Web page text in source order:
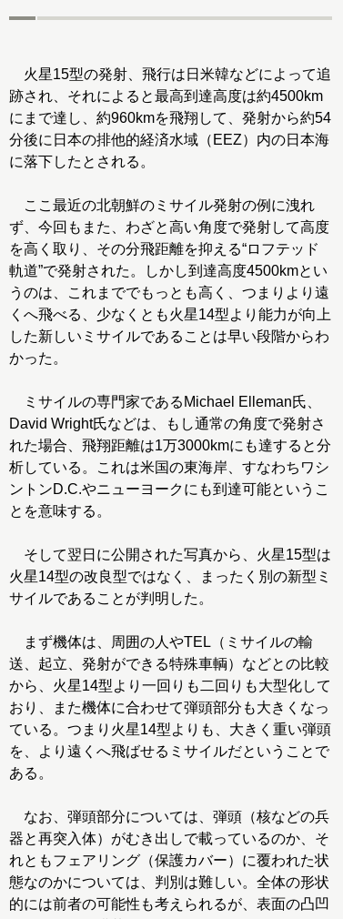
火星15型の発射、飛行は日米韓などによって追
跡され、それによると最高到達高度は約4500km
にまで達し、約960kmを飛翔して、発射から約54
分後に日本の排他的経済水域（EEZ）内の日本海
に落下したとされる。
ここ最近の北朝鮮のミサイル発射の例に洩れ
ず、今回もまた、わざと高い角度で発射して高度
を高く取り、その分飛距離を抑える“ロフテッド
軌道”で発射された。しかし到達高度4500kmとい
うのは、これまででもっとも高く、つまりより遠
くへ飛べる、少なくとも火星14型より能力が向上
した新しいミサイルであることは早い段階からわ
かった。
ミサイルの専門家であるMichael Elleman氏、
David Wright氏などは、もし通常の角度で発射さ
れた場合、飛翔距離は1万3000kmにも達すると分
析している。これは米国の東海岸、すなわちワシ
ントンD.C.やニューヨークにも到達可能というこ
とを意味する。
そして翌日に公開された写真から、火星15型は
火星14型の改良型ではなく、まったく別の新型ミ
サイルであることが判明した。
まず機体は、周囲の人やTEL（ミサイルの輸
送、起立、発射ができる特殊車輌）などとの比較
から、火星14型より一回りも二回りも大型化して
おり、また機体に合わせて弾頭部分も大きくなっ
ている。つまり火星14型よりも、大きく重い弾頭
を、より遠くへ飛ばせるミサイルだということで
ある。
なお、弾頭部分については、弾頭（核などの兵
器と再突入体）がむき出しで載っているのか、そ
れともフェアリング（保護カバー）に覆われた状
態なのかについては、判別は難しい。全体の形状
的には前者の可能性も考えられるが、表面の凸凹